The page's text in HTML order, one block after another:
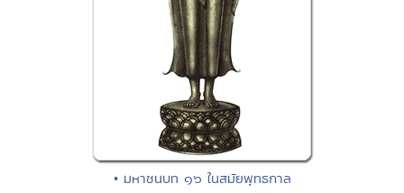
• มหาชนบท ๑๖ ในสมัยพุทธกาล